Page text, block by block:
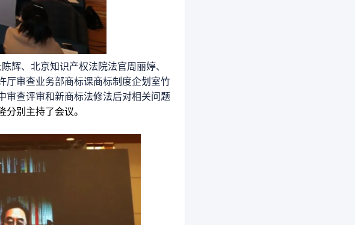
、北京知识产权法院法官周丽婷、
厅审查业务部商标课商标制度企划室竹
审查评审和新商标法修法后对相关问题
别主持了会议。